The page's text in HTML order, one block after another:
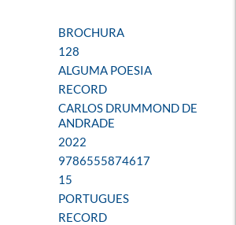
BROCHURA
128
ALGUMA POESIA
RECORD
CARLOS DRUMMOND DE
ANDRADE
2022
9786555874617
15
PORTUGUES
RECORD